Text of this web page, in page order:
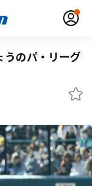
うのパ・リーグ